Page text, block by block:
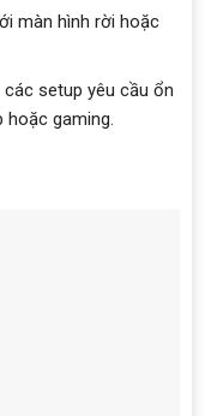
màn hình rời hoặc
setup yêu cầu ổn
gaming.